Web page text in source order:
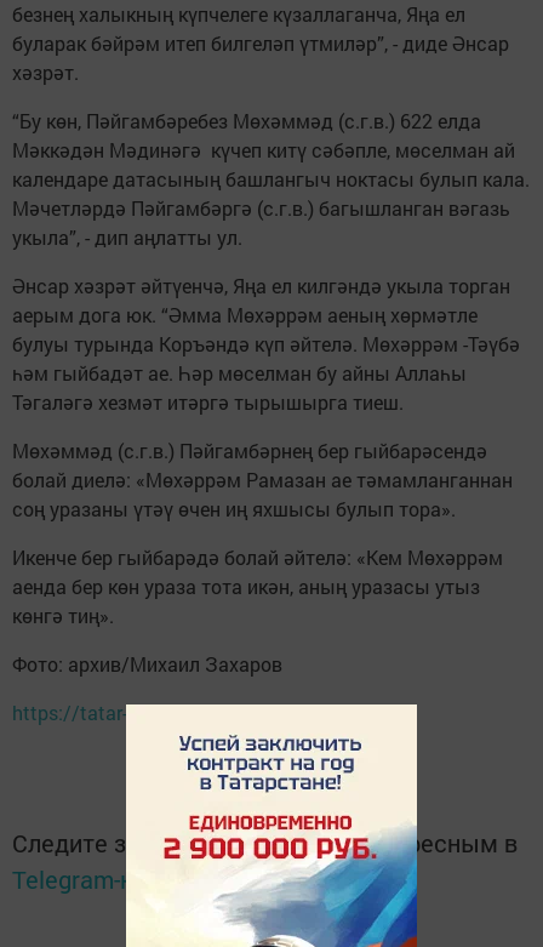
безнең халыкның күпчелеге күзаллаганча, Яңа ел
буларак бәйрәм итеп билгеләп үтмиләр”, - диде Әнсар
хәзрәт.
“Бу көн, Пәйгамбәребез Мөхәммәд (с.г.в.) 622 елда
Мәккәдән Мәдинәгә күчеп китү сәбәпле, мөселман ай
календаре датасының башлангыч ноктасы булып кала.
Мәчетләрдә Пәйгамбәргә (с.г.в.) багышланган вәгазь
укыла”, - дип аңлатты ул.
Әнсар хәзрәт әйтүенчә, Яңа ел килгәндә укыла торган
аерым дога юк. “Әмма Мөхәррәм аеның хөрмәтле
булуы турында Коръәндә күп әйтелә. Мөхәррәм -Тәүбә
һәм гыйбадәт ае. Һәр мөселман бу айны Аллаһы
Тәгаләгә хезмәт итәргә тырышырга тиеш.
Мөхәммәд (с.г.в.) Пәйгамбәрнең бер гыйбарәсендә
болай диелә: «Мөхәррәм Рамазан ае тәмамланганнан
соң уразаны үтәү өчен иң яхшысы булып тора».
Икенче бер гыйбарәдә болай әйтелә: «Кем Мөхәррәм
аенда бер көн ураза тота икән, аның уразасы утыз
көнгә тиң».
Фото: архив/Михаил Захаров
https://tatar-inform.tatar
Следите за самым важным и интересным в
Telegram-канале
Татмедиа